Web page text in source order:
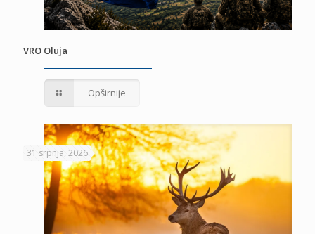
VRO Oluja
Opširnije
31 srpnja, 2026